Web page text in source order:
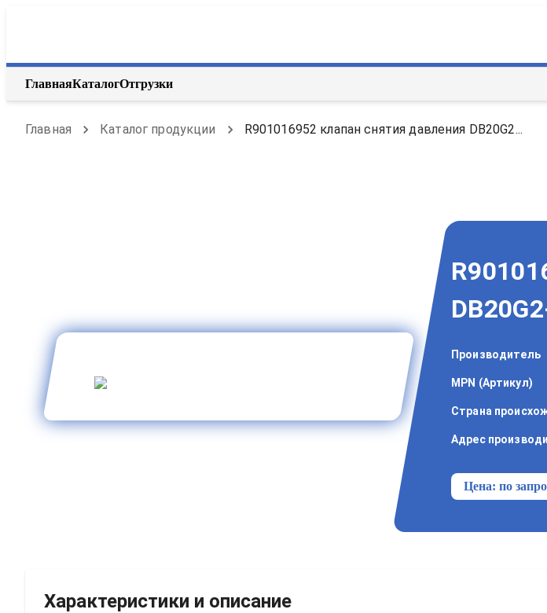
ГлавнаяКаталогОтгрузки
Главная Каталог продукции R901016952 клапан снятия давления DB20G2...
Производитель
MPN (Артикул)
Страна
Адрес
Цена:по
Характеристики и описание